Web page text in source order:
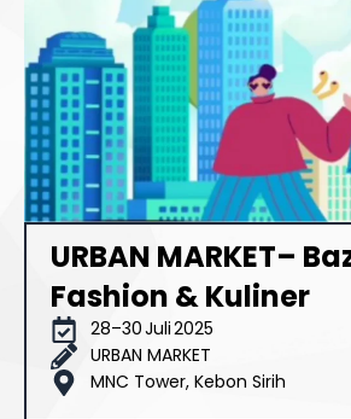
URBAN MARKET–
Fashion & Kuliner
28–30 Juli 2025
URBAN MARKET
MNC Tower, Kebon Sirih